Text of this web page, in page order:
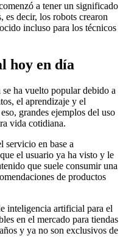
a tener un significado
es decir, los robots crearon
incluso para los técnicos
hoy en día
ha vuelto popular debido a
el aprendizaje y el
grandes ejemplos del uso
vida cotidiana.
en base a
el usuario ya ha visto y le
que suele consumir una
de productos
inteligencia artificial para el
en el mercado para tiendas
y ya no son exclusivos de